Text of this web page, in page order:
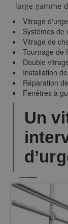
large gamme
Vitrage
Systèmes de
Vitrage de
Tournage de
Double
Installation
Réparation
Fenêtres à
Un